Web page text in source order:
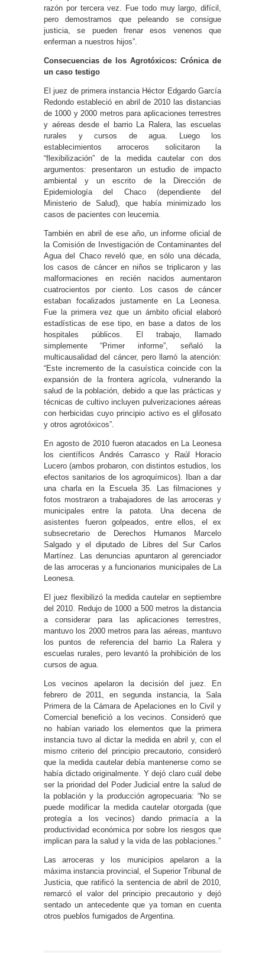
razón por tercera vez. Fue todo muy largo, difícil,
pero demostramos que peleando se consigue
justicia, se pueden frenar esos venenos que
enferman a nuestros hijos”.
Consecuencias de los Agrotóxicos: Crónica de
un caso testigo
El juez de primera instancia Héctor Edgardo García
Redondo estableció en abril de 2010 las distancias
de 1000 y 2000 metros para aplicaciones terrestres
y aéreas desde el barrio La Ralera, las escuelas
rurales y cursos de agua. Luego los
establecimientos arroceros solicitaron la
“flexibilización” de la medida cautelar con dos
argumentos: presentaron un estudio de impacto
ambiental y un escrito de la Dirección de
Epidemiología del Chaco (dependiente del
Ministerio de Salud), que había minimizado los
casos de pacientes con leucemia.
También en abril de ese año, un informe oficial de
la Comisión de Investigación de Contaminantes del
Agua del Chaco reveló que, en sólo una década,
los casos de cáncer en niños se triplicaron y las
malformaciones en recién nacidos aumentaron
cuatrocientos por ciento. Los casos de cáncer
estaban focalizados justamente en La Leonesa.
Fue la primera vez que un ámbito oficial elaboró
estadísticas de ese tipo, en base a datos de los
hospitales públicos. El trabajo, llamado
simplemente “Primer informe”, señaló la
multicausalidad del cáncer, pero llamó la atención:
“Este incremento de la casuística coincide con la
expansión de la frontera agrícola, vulnerando la
salud de la población, debido a que las prácticas y
técnicas de cultivo incluyen pulverizaciones aéreas
con herbicidas cuyo principio activo es el glifosato
y otros agrotóxicos”.
En agosto de 2010 fueron atacados en La Leonesa
los científicos Andrés Carrasco y Raúl Horacio
Lucero (ambos probaron, con distintos estudios, los
efectos sanitarios de los agroquímicos). Iban a dar
una charla en la Escuela 35. Las filmaciones y
fotos mostraron a trabajadores de las arroceras y
municipales entre la patota. Una decena de
asistentes fueron golpeados, entre ellos, el ex
subsecretario de Derechos Humanos Marcelo
Salgado y el diputado de Libres del Sur Carlos
Martínez. Las denuncias apuntaron al gerenciador
de las arroceras y a funcionarios municipales de La
Leonesa.
El juez flexibilizó la medida cautelar en septiembre
del 2010. Redujo de 1000 a 500 metros la distancia
a considerar para las aplicaciones terrestres,
mantuvo los 2000 metros para las aéreas, mantuvo
los puntos de referencia del barrio La Ralera y
escuelas rurales, pero levantó la prohibición de los
cursos de agua.
Los vecinos apelaron la decisión del juez. En
febrero de 2011, en segunda instancia, la Sala
Primera de la Cámara de Apelaciones en lo Civil y
Comercial benefició a los vecinos. Consideró que
no habían variado los elementos que la primera
instancia tuvo al dictar la medida en abril y, con el
mismo criterio del principio precautorio, consideró
que la medida cautelar debía mantenerse como se
había dictado originalmente. Y dejó claro cuál debe
ser la prioridad del Poder Judicial entre la salud de
la población y la producción agropecuaria: “No se
puede modificar la medida cautelar otorgada (que
protegía a los vecinos) dando primacía a la
productividad económica por sobre los riesgos que
implican para la salud y la vida de las poblaciones.”
Las arroceras y los municipios apelaron a la
máxima instancia provincial, el Superior Tribunal de
Justicia, que ratificó la sentencia de abril de 2010,
remarcó el valor del principio precautorio y dejó
sentado un antecedente que ya toman en cuenta
otros pueblos fumigados de Argentina.